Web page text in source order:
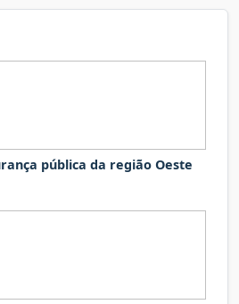
pública da região Oeste